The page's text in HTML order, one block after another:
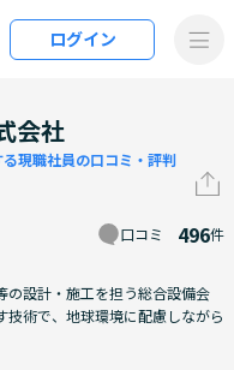
ログイン
会社
現職社員の口コミ・評判
口コミ 496件
の設計・施工を担う総合設備会
術で、地球環境に配慮しながら